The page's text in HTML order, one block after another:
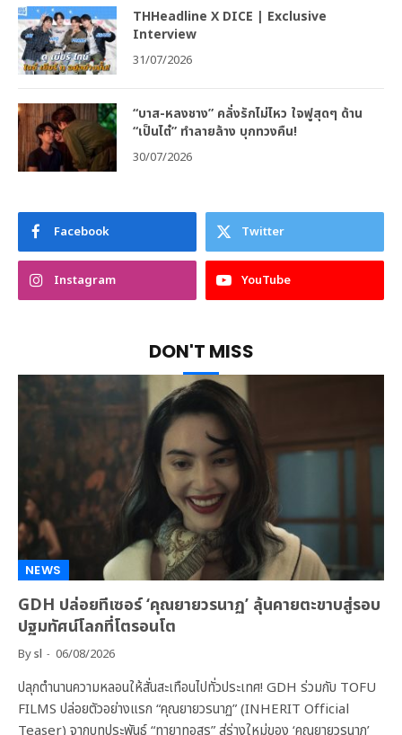
THHeadline X DICE | Exclusive
Interview
31/07/2026
“บาส-หลงชาง” คลั่งรักไม่ไหว ใจฟูสุดๆ ด้าน
“เป็นไต๋” ทำลายล้าง บุกทวงคืน!
30/07/2026
Facebook Twitter
Instagram YouTube
DON'T MISS
NEWS
GDH ปล่อยทีเซอร์ ‘คุณยายวรนาฏ’ ลุ้นคายตะขาบสู่รอบ
ปฐมทัศน์โลกที่โตรอนโต
Bysl 06/08/2026
ปลุกตำนานความหลอนให้สั่นสะเทือนไปทั่วประเทศ! GDH ร่วมกับ TOFU
FILMS ปล่อยตัวอย่างแรก “คุณยายวรนาฏ” (INHERIT Official